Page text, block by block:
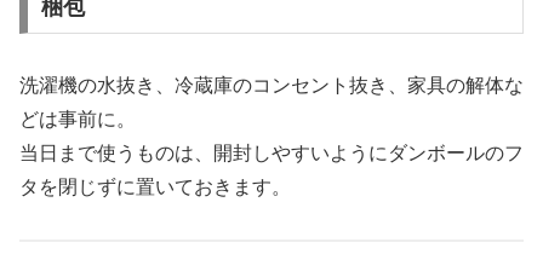
梱包
洗濯機の水抜き、冷蔵庫のコンセント抜き、家具の解体な
どは事前に。
当日まで使うものは、開封しやすいようにダンボールのフ
タを閉じずに置いておきます。